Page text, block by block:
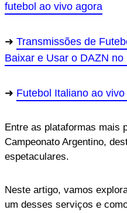
futebol ao vivo agora
Transmissões de
Baixar e Usar o DAZN no
Futebol Italiano ao
Entre as plataformas mais
Campeonato Argentino,
espetaculares.
Neste artigo, vamos
um desses serviços e